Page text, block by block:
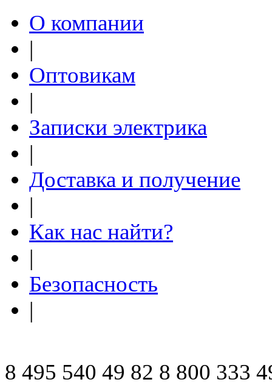
О компании
|
Оптовикам
|
Записки электрика
|
Доставка и получение
|
Как нас найти?
|
Безопасность
|
8 495 540 49 82 8 800 333